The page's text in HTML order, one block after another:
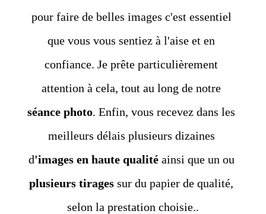
pour faire de belles images c'est essentiel
que vous vous sentiez à l'aise et en
confiance. Je prête particulièrement
attention à cela, tout au long de notre
séance photo. Enfin, vous recevez dans les
meilleurs délais plusieurs dizaines
d'images en haute qualité ainsi que un ou
plusieurs tirages sur du papier de qualité,
selon la prestation choisie..